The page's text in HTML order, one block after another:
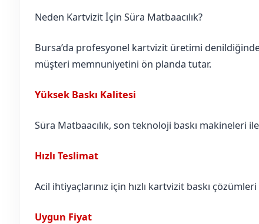
Neden Kartvizit İçin Süra Matbaacılık?
Bursa’da profesyonel kartvizit üretimi
müşteri memnuniyetini ön planda tutar.
Yüksek Baskı Kalitesi
Süra Matbaacılık, son teknoloji baskı makineleri
Hızlı Teslimat
Acil ihtiyaçlarınız için hızlı kartvizit baskı
Uygun Fiyat